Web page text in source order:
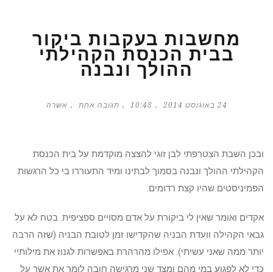
מחשבות בעקבות ביקור
בבית הכנסת הקהילתי
ההולך ונבנה
24 באוגוסט 2014 10:48 תגובה אחת אשרה
ובכן השבת הצטרפתי לבן זוגי להצצה מוקדמת על בית הכנסת
הקהילתי ההולך ונבנה בסמוך לבתינו ומיד התעוררו בי כל הרגשות
הפמיניסטים שהיו קצת רדומים.
אקדים ואומר שאין לי ביקורת על אדם מסויים ספציפית. בטח לא על
גבאי הקהילה וועדת הבניה שהקדישו זמן לטובת הבניה (שזה הרבה
יותר ממה שאני עשיתי). אפילו מהרהרת באפשרות לגנוז את מילותיי
כדי לא לפגוע במי מהם ומצד שני מרגישה חובה לומר את אשר על